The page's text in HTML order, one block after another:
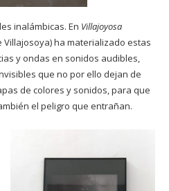
inalámbicas. En Villajoyosa
Villajosoya)ha materializado estas
y ondas en sonidos audibles,
que no por ello dejan de
de colores y sonidos, para que
el peligro que entrañan.